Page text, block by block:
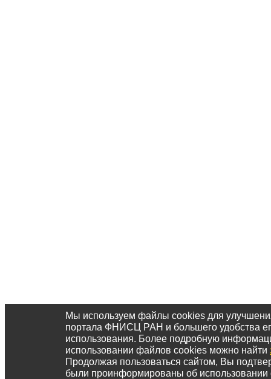
Мы используем файлы cookies для
портала ФНИСЦ РАН и большего удобства
использования. Более подробную
использовании файлов cookies можно найти
Продолжая пользоваться сайтом, Вы
были проинформированы об